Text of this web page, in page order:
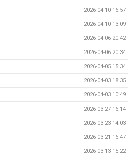
2026-04-10 16:57
2026-04-10 13:09
2026-04-06 20:42
2026-04-06 20:34
2026-04-05 15:34
2026-04-03 18:35
2026-04-03 10:49
2026-03-27 16:14
2026-03-23 14:03
2026-03-21 16:47
2026-03-13 15:22